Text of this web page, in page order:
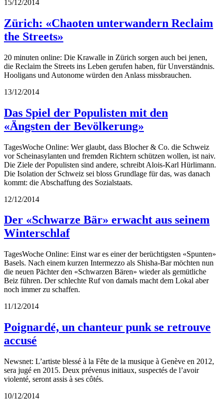
15/12/2014
Zürich: «Chaoten unterwandern Reclaim
the Streets»
20 minuten online: Die Krawalle in Zürich sorgen auch bei jenen,
die Reclaim the Streets ins Leben gerufen haben, für Unverständnis.
Hooligans und Autonome würden den Anlass missbrauchen.
13/12/2014
Das Spiel der Populisten mit den
«Ängsten der Bevölkerung»
TagesWoche Online: Wer glaubt, dass Blocher & Co. die Schweiz
vor Scheinasylanten und fremden Richtern schützen wollen, ist naiv.
Die Ziele der Populisten sind andere, schreibt Alois-Karl Hürlimann.
Die Isolation der Schweiz sei bloss Grundlage für das, was danach
kommt: die Abschaffung des Sozialstaats.
12/12/2014
Der «Schwarze Bär» erwacht aus seinem
Winterschlaf
TagesWoche Online: Einst war es einer der berüchtigsten «Spunten»
Basels. Nach einem kurzen Intermezzo als Shisha-Bar möchten nun
die neuen Pächter den «Schwarzen Bären» wieder als gemütliche
Beiz führen. Der schlechte Ruf von damals macht dem Lokal aber
noch immer zu schaffen.
11/12/2014
Poignardé, un chanteur punk se retrouve
accusé
Newsnet: L’artiste blessé à la Fête de la musique à Genève en 2012,
sera jugé en 2015. Deux prévenus initiaux, suspectés de l’avoir
violenté, seront assis à ses côtés.
10/12/2014